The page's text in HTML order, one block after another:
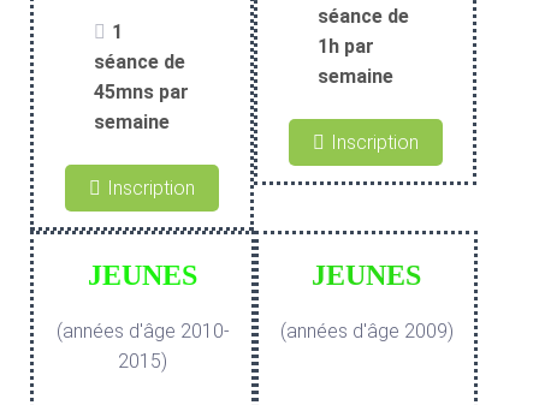
1
séance de
45mns par
semaine
Inscription
séance de
1h par
semaine
Inscription
JEUNES
(années d'âge 2010-
2015)
JEUNES
(années d'âge 2009)